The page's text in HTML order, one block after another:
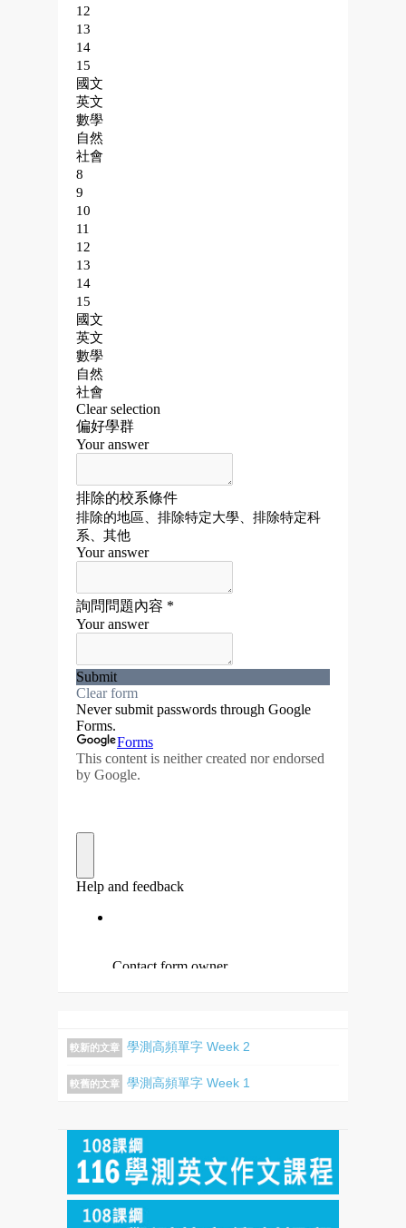
較新的文章 學測高頻單字 Week 2
較舊的文章 學測高頻單字 Week 1